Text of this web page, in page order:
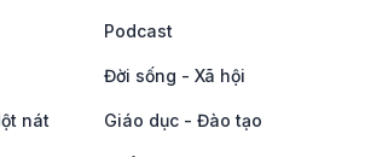
Podcast
Đời sống - Xã hội
nát Giáo dục - Đào tạo